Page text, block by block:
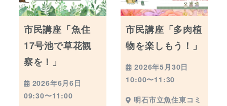
市民講座「魚住
17号池で草花観
察を！」
2026年6月6日
09:30〜11:00
市民講座「多肉植
物を楽しもう！」
2026年5月30日
10:00〜11:30
明石市立魚住東コミ